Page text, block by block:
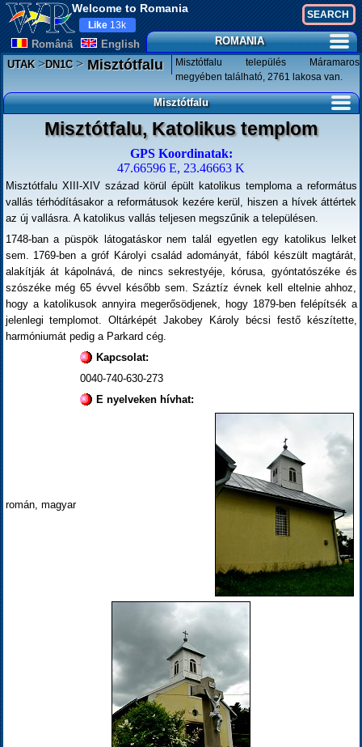
Welcome to Romania
Românã English
Like 13k
ROMANIA
UTAK>DN1C>Misztótfalu
Misztótfalu település Máramaros
megyében található, 2761 lakosa van.
Misztótfalu
Misztótfalu, Katolikus templom
GPS Koordinatak:
47.66596 E, 23.46663 K
Misztótfalu XIII-XIV század körül épült katolikus temploma a református
vallás térhódításakor a reformátusok kezére kerül, hiszen a hívek áttértek
az új vallásra. A katolikus vallás teljesen megszűnik a településen.
1748-ban a püspök látogatáskor nem talál egyetlen egy katolikus lelket
sem. 1769-ben a gróf Károlyi család adományát, fából készült magtárát,
alakítják át kápolnává, de nincs sekrestyéje, kórusa, gyóntatószéke és
szószéke még 65 évvel később sem. Száztíz évnek kell eltelnie ahhoz,
hogy a katolikusok annyira megerősödjenek, hogy 1879-ben felépítsék a
jelenlegi templomot. Oltárképét Jakobey Károly bécsi festő készítette,
harmóniumát pedig a Parkard cég.
Kapcsolat:
0040-740-630-273
E nyelveken hívhat:
román, magyar